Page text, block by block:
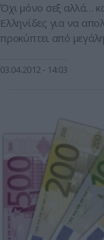
Όχι μόνο σεξ αλλά…
Ελληνίδες για να
προκύπτει από
δείχνει ότι το
03.04.2012 14:03